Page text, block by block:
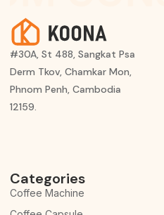
#30A, St 488, Sangkat Psa
Derm Tkov, Chamkar Mon,
Phnom Penh, Cambodia
12159.
Categories
Coffee Machine